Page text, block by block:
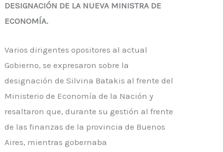
DESIGNACIÓN DE LA NUEVA MINISTRA DE
ECONOMÍA.
Varios dirigentes opositores al actual
Gobierno, se expresaron sobre la
designación de Silvina Batakis al frente del
Ministerio de Economía de la Nación y
resaltaron que, durante su gestión al frente
de las finanzas de la provincia de Buenos
Aires, mientras gobernaba